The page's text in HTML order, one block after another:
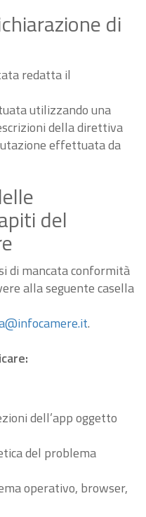
di
redatta il
utilizzando una
della direttiva
effettuata da
del
di mancata conformità
alla seguente casella
.
dell’app oggetto
del problema
operativo, browser,